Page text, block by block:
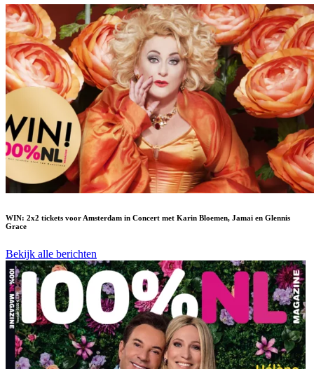
WIN: 2x2 tickets voor Amsterdam in Concert met Karin Bloemen, Jamai en Glennis
Grace
Bekijk alle berichten